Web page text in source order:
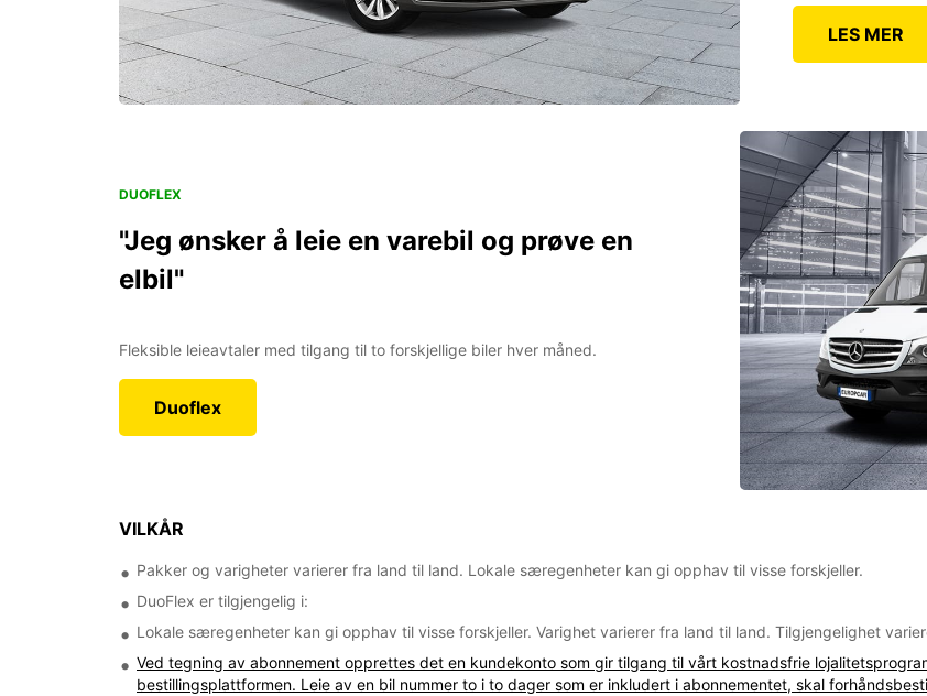
LES MER
DUOFLEX
"Jeg ønsker å leie en varebil og prøve en
elbil"
Fleksible leieavtaler med tilgang til to forskjellige biler hver måned.
Duoflex
VILKÅR
Pakker og varigheter varierer fra land til land. Lokale særegenheter kan gi opphav til visse forskjeller.
DuoFlex er tilgjengelig i:
Lokale særegenheter kan gi opphav til visse forskjeller. Varighet varierer fra land til land. Tilgjengelighet
Ved tegning av abonnement opprettes det en kundekonto som gir tilgang til vårt kostnadsfrie
bestillingsplattformen. Leie av en bil nummer to i to dager som er inkludert i abonnementet, skal